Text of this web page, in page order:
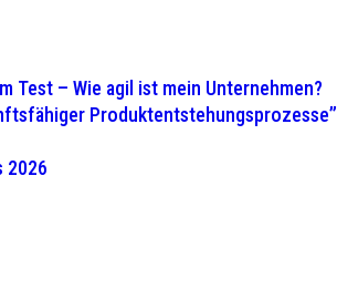
Test – Wie agil ist mein Unternehmen?
Produktentstehungsprozesse”
2026